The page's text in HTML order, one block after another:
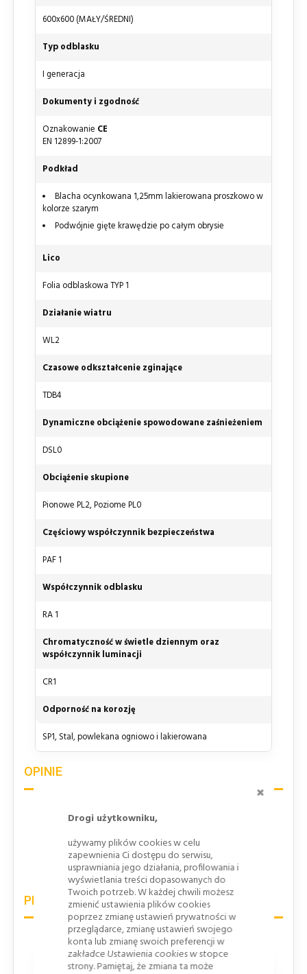
Drogi użytkowniku,
używamy plików cookies w celu
zapewnienia Ci dostępu do serwisu,
usprawniania jego działania, profilowania i
wyświetlania treści dopasowanych do
Twoich potrzeb. W każdej chwili możesz
zmienić ustawienia plików cookies
poprzez zmianę ustawień prywatności w
przeglądarce, zmianę ustawień swojego
konta lub zmianę swoich preferencji w
zakładce Ustawienia cookies w stopce
strony. Pamiętaj, że zmiana ta może
600x600 (MAŁY/ŚREDNI)
Typ odblasku
I generacja
Dokumenty i zgodność
Oznakowanie CE
EN 12899-1:2007
Podkład
Blacha ocynkowana 1,25mm lakierowana proszkowo w
kolorze szarym
Podwójnie gięte krawędzie po całym obrysie
Lico
Folia odblaskowa TYP 1
Działanie wiatru
WL2
Czasowe odkształcenie zginające
TDB4
Dynamiczne obciążenie spowodowane zaśnieżeniem
DSL0
Obciążenie skupione
Pionowe PL2, Poziome PL0
Częściowy współczynnik bezpieczeństwa
PAF 1
Współczynnik odblasku
RA 1
Chromatyczność w świetle dziennym oraz
współczynnik luminacji
CR1
Odporność na korozję
SP1, Stal, powlekana ogniowo i lakierowana
OPINIE
Tylko zarejestrowani użytkownicy mogą
pisać Recenzje. ProszęZaloguj się
Załóż konto
PRODUKTY PODOBNE